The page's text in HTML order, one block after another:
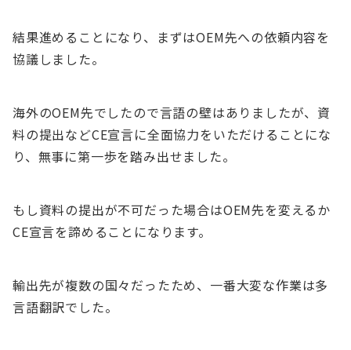
結果進めることになり、まずはOEM先への依頼内容を
協議しました。
海外のOEM先でしたので言語の壁はありましたが、資
料の提出などCE宣言に全面協力をいただけることにな
り、無事に第一歩を踏み出せました。
もし資料の提出が不可だった場合はOEM先を変えるか
CE宣言を諦めることになります。
輸出先が複数の国々だったため、一番大変な作業は多
言語翻訳でした。